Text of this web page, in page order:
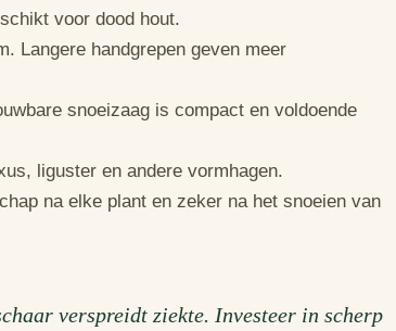
voor dood hout.
Langere handgrepen geven meer
snoeizaag is compact en voldoende
liguster en andere vormhagen.
na elke plant en zeker na het snoeien van
verspreidt ziekte. Investeer in scherp